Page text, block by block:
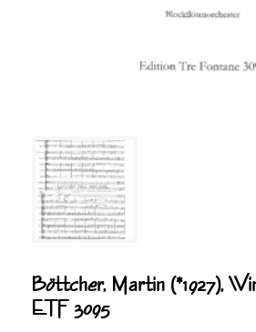
Böttcher, Martin (*1927),
ETF 3095